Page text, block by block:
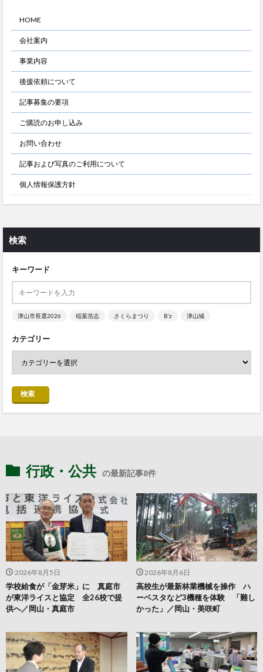
HOME
会社案内
事業内容
後援依頼について
記事募集の要項
ご購読のお申し込み
お問い合わせ
記事および写真のご利用について
個人情報保護方針
検索
キーワード
津山市長選2026 稲葉浩志 さくらまつり B’z 津山城
カテゴリー
検索
行政・公共 の最新記事8件
2026年8月6日
高校生が最新林業機械を操作 ハ
ーベスタなど3機種を体験 「難し
かった」／岡山・美咲町
2026年8月5日
学校給食が「金芽米」に 真庭市
が東洋ライスと協定 全26校で提
供へ／岡山・真庭市